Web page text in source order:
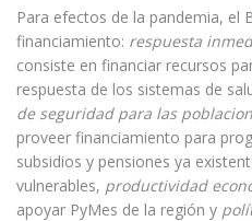
Para efectos de la pandemia, el
financiamiento: respuesta
consiste en financiar recursos
respuesta de los sistemas de
de seguridad para las
proveer financiamiento para
subsidios y pensiones ya
vulnerables, productividad
apoyar PyMes de la región y